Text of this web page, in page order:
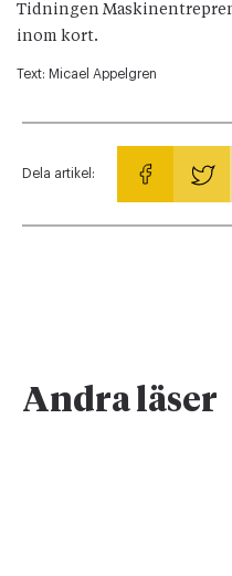
Tidningen
inom kort.
Text: Micael Appelgren
Dela artikel:
Andra läser